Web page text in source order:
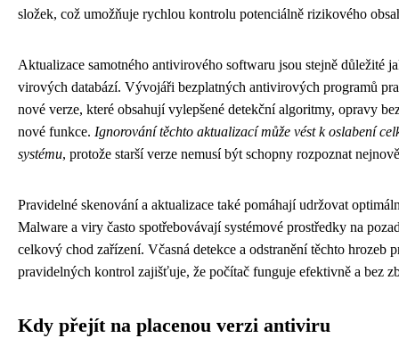
složek, což umožňuje rychlou kontrolu potenciálně rizikového
Aktualizace samotného antivirového softwaru jsou stejně důležité
virových databází. Vývojáři bezplatných antivirových programů
nové verze, které obsahují vylepšené detekční algoritmy, opravy
nové funkce. Ignorování těchto aktualizací může vést k oslabení
systému, protože starší verze nemusí být schopny rozpoznat
Pravidelné skenování a aktualizace také pomáhají udržovat
Malware a viry často spotřebovávají systémové prostředky na
celkový chod zařízení. Včasná detekce a odstranění těchto hrozeb
pravidelných kontrol zajišťuje, že počítač funguje efektivně a bez
Kdy přejít na placenou verzi antiviru